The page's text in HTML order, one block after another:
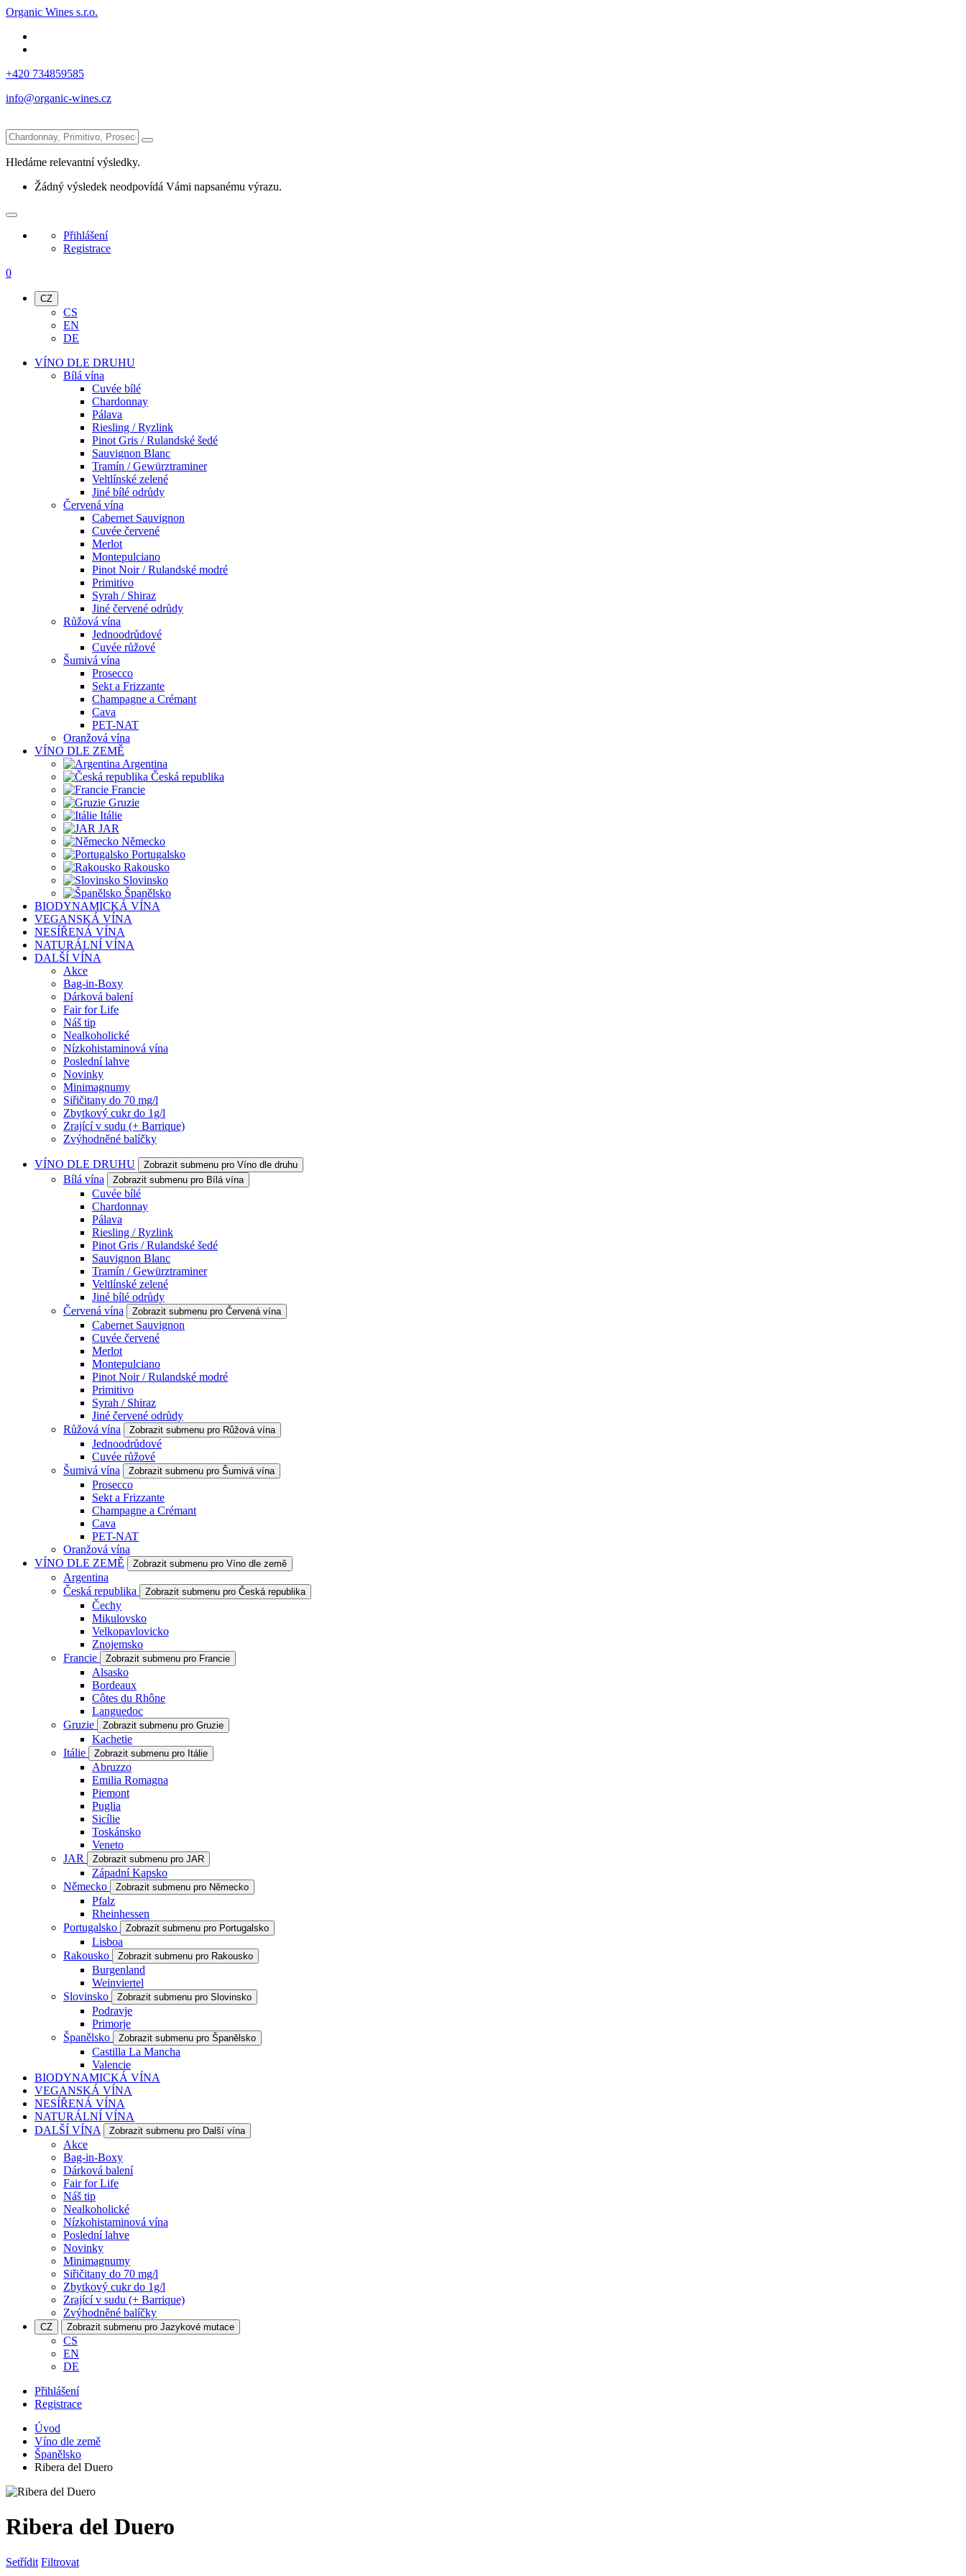
Organic Wines s.r.o.
+420 734859585
info@organic-wines.cz
Hledáme relevantní výsledky.
Žádný výsledek neodpovídá Vámi napsanému výrazu.
Přihlášení
Registrace
0
CZ
CS
EN
DE
VÍNO DLE DRUHU
Bílá vína
Cuvée bílé
Chardonnay
Pálava
Riesling / Ryzlink
Pinot Gris / Rulandské šedé
Sauvignon Blanc
Tramín / Gewürztraminer
Veltlínské zelené
Jiné bílé odrůdy
Červená vína
Cabernet Sauvignon
Cuvée červené
Merlot
Montepulciano
Pinot Noir / Rulandské modré
Primitivo
Syrah / Shiraz
Jiné červené odrůdy
Růžová vína
Jednoodrůdové
Cuvée růžové
Šumivá vína
Prosecco
Sekt a Frizzante
Champagne a Crémant
Cava
PET-NAT
Oranžová vína
VÍNO DLE ZEMĚ
Argentina
Česká republika
Francie
Gruzie
Itálie
JAR
Německo
Portugalsko
Rakousko
Slovinsko
Španělsko
BIODYNAMICKÁ VÍNA
VEGANSKÁ VÍNA
NESÍŘENÁ VÍNA
NATURÁLNÍ VÍNA
DALŠÍ VÍNA
Akce
Bag-in-Boxy
Dárková balení
Fair for Life
Náš tip
Nealkoholické
Nízkohistaminová vína
Poslední lahve
Novinky
Minimagnumy
Siřičitany do 70 mg/l
Zbytkový cukr do 1g/l
Zrající v sudu (+ Barrique)
Zvýhodněné balíčky
VÍNO DLE DRUHU Zobrazit submenu pro Víno dle druhu
Bílá vína Zobrazit submenu pro Bílá vína
Cuvée bílé
Chardonnay
Pálava
Riesling / Ryzlink
Pinot Gris / Rulandské šedé
Sauvignon Blanc
Tramín / Gewürztraminer
Veltlínské zelené
Jiné bílé odrůdy
Červená vína
Zobrazit submenu pro Červená vína
Cabernet Sauvignon
Cuvée červené
Merlot
Montepulciano
Pinot Noir / Rulandské modré
Primitivo
Syrah / Shiraz
Jiné červené odrůdy
Růžová vína
Zobrazit submenu pro Růžová vína
Jednoodrůdové
Cuvée růžové
Šumivá vína
Zobrazit submenu pro Šumivá vína
Prosecco
Sekt a Frizzante
Champagne a Crémant
Cava
PET-NAT
Oranžová vína
VÍNO DLE ZEMĚ
Zobrazit submenu pro Víno dle země
Argentina
Česká republika
Zobrazit submenu pro Česká republika
Čechy
Mikulovsko
Velkopavlovicko
Znojemsko
Francie
Zobrazit submenu pro Francie
Alsasko
Bordeaux
Côtes du Rhône
Languedoc
Gruzie
Zobrazit submenu pro Gruzie
Kachetie
Itálie
Zobrazit submenu pro Itálie
Abruzzo
Emilia Romagna
Piemont
Puglia
Sicílie
Toskánsko
Veneto
JAR
Zobrazit submenu pro JAR
Západní Kapsko
Německo
Zobrazit submenu pro Německo
Pfalz
Rheinhessen
Portugalsko
Zobrazit submenu pro Portugalsko
Lisboa
Rakousko
Zobrazit submenu pro Rakousko
Burgenland
Weinviertel
Slovinsko
Zobrazit submenu pro Slovinsko
Podravje
Primorje
Španělsko
Zobrazit submenu pro Španělsko
Castilla La Mancha
Valencie
BIODYNAMICKÁ VÍNA
VEGANSKÁ VÍNA
NESÍŘENÁ VÍNA
NATURÁLNÍ VÍNA
DALŠÍ VÍNA
Zobrazit submenu pro Další vína
Akce
Bag-in-Boxy
Dárková balení
Fair for Life
Náš tip
Nealkoholické
Nízkohistaminová vína
Poslední lahve
Novinky
Minimagnumy
Siřičitany do 70 mg/l
Zbytkový cukr do 1g/l
Zrající v sudu (+ Barrique)
Zvýhodněné balíčky
CZ Zobrazit submenu pro Jazykové mutace
CS
EN
DE
Přihlášení
Registrace
Úvod
Víno dle země
Španělsko
Ribera del Duero
Ribera del Duero
Setřídit Filtrovat